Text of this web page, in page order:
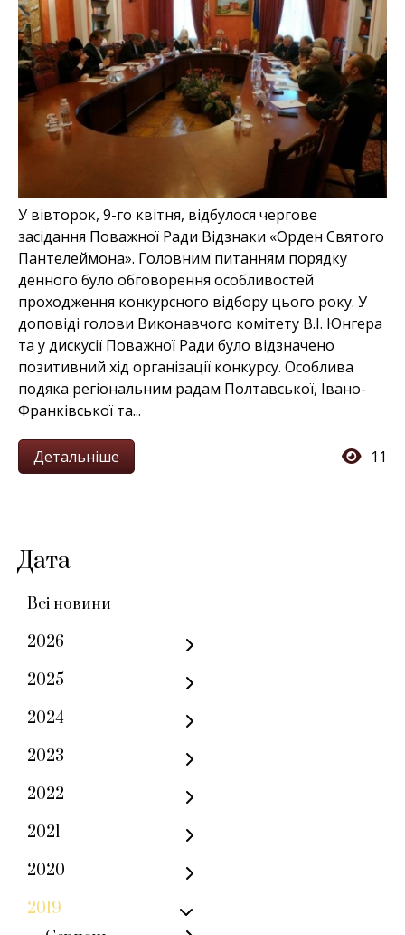
Дата
Всі новини
2026
2025
2024
2023
2022
2021
2020
2019
У вівторок, 9-го квітня, відбулося чергове
засідання Поважної Ради Відзнаки «Орден Святого
Пантелеймона». Головним питанням порядку
денного було обговорення особливостей
проходження конкурсного відбору цього року. У
доповіді голови Виконавчого комітету В.І. Юнгера
та у дискусії Поважної Ради було відзначено
позитивний хід організації конкурсу. Особлива
подяка регіональним радам Полтавської, Івано-
Франківської та...
Детальніше 11